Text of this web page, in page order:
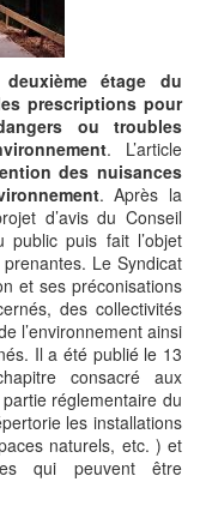
étage du
prescriptions pour
ou troubles
. L’article
des nuisances
. Après la
d’avis du Conseil
public puis fait l’objet
Le Syndicat
et ses préconisations
des collectivités
l’environnement ainsi
Il a été publié le 13
consacré aux
réglementaire du
les installations
naturels, etc. ) et
qui peuvent être